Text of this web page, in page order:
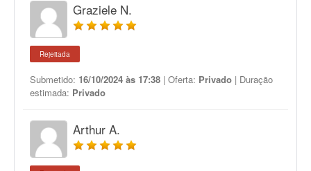
Graziele N.
Rejeitada
Submetido: 16/10/2024 às 17:38 | Oferta: Privado | Duração
estimada: Privado
Arthur A.